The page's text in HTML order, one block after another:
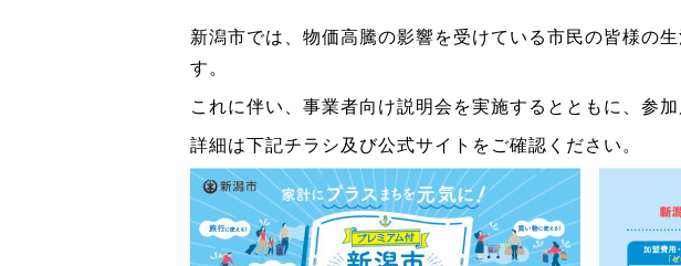
新潟市では、物価高騰の影響を受けている市民の皆様の
す。
これに伴い、事業者向け説明会を実施するとともに、参
詳細は下記チラシ及び公式サイトをご確認ください。